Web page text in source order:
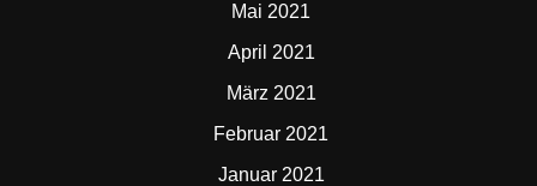
Mai 2021
April 2021
März 2021
Februar 2021
Januar 2021